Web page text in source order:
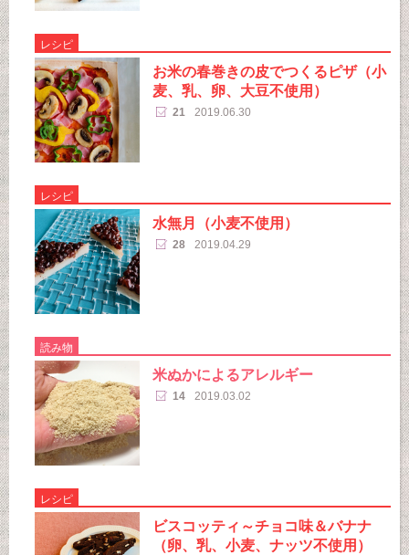
レシピ
お米の春巻きの皮でつくるピザ（小
麦、乳、卵、大豆不使用）
21 2019.06.30
レシピ
水無月（小麦不使用）
28 2019.04.29
読み物
米ぬかによるアレルギー
14 2019.03.02
レシピ
ビスコッティ～チョコ味＆バナナ
（卵、乳、小麦、ナッツ不使用）